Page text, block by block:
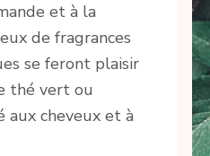
et à la
de fragrances
se feront plaisir
thé vert ou
aux cheveux et à